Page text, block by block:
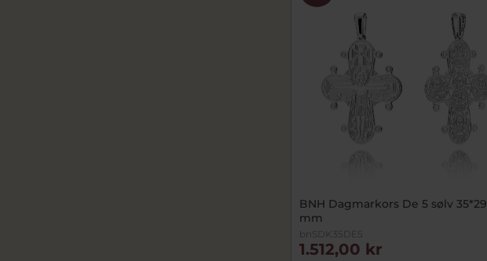
BNH Dagmarkors De 5 sølv 35*29
mm
bnSDK35DE5
1.512,00 kr